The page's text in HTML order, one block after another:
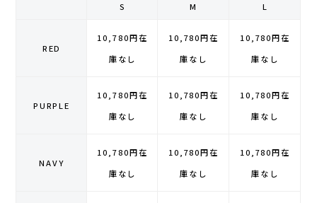
ZEN NUTRITION(ゼンニュートリション)
ジャパンエナジーフード
finetrack(ファイントラック)
goodr(グダー)
S M L
RED
10,780円在
庫なし
10,780円在
庫なし
10,780円在
庫なし
PURPLE
10,780円在
庫なし
10,780円在
庫なし
10,780円在
庫なし
NAVY
10,780円在
庫なし
10,780円在
庫なし
10,780円在
庫なし